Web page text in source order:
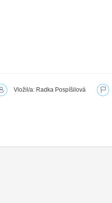
Vložil/a: Radka Pospíšilová